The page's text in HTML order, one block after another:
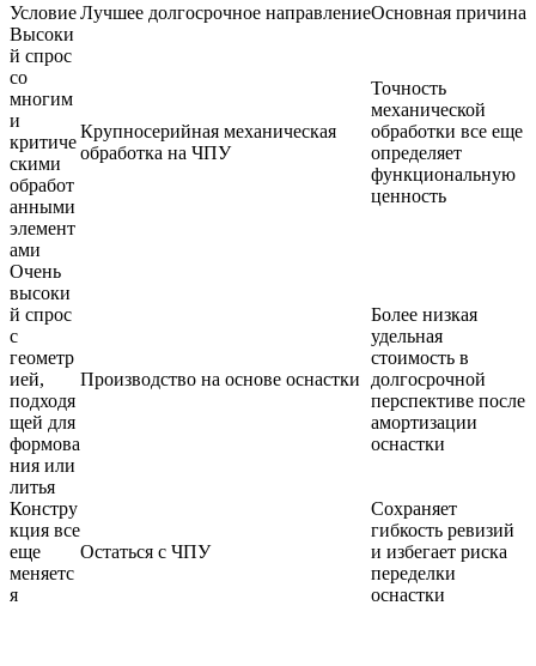
УсловиеЛучшее долгосрочное направлениеОсновная причина
Высоки
й спрос
со
многим
и
критиче
скими
обработ
анными
элемент
ами
Крупносерийная механическая
обработка на ЧПУ
Точность
механической
обработки все еще
определяет
функциональную
ценность
Очень
высоки
й спрос
с
геометр
ией,
подходя
щей для
формова
ния или
литья
Производство на основе оснастки
Более низкая
удельная
стоимость в
долгосрочной
перспективе после
амортизации
оснастки
Констру
кция все
еще
меняетс
я
Остаться с ЧПУ
Сохраняет
гибкость ревизий
и избегает риска
переделки
оснастки